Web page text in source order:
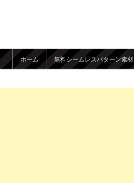
メインメニュー
メインコンテンツへ移動
サブコンテンツへ移動
ホーム 無料シームレスパターン素材